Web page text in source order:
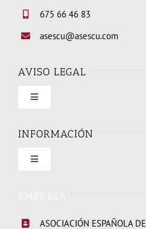
675 66 46 83
asescu@asescu.com
AVISO LEGAL
Toggle
Condiciones de uso
INFORMACIÓN
Toggle
ASOCIACIÓN ESPAÑOLA DE